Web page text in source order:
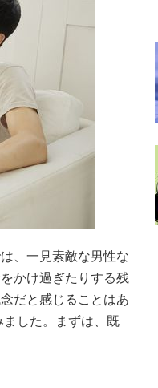
、一見素敵な男性な
かけ過ぎたりする残
だと感じることはあ
した。まずは、既